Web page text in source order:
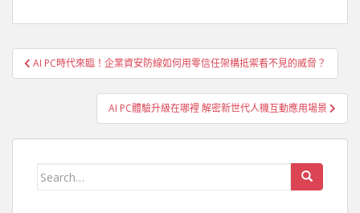
文
章
AI PC時代來臨！企業資安防線如何用零信任架構抵禦看不見的威脅？
AI PC體驗升級在哪裡 解密新世代人機互動應用場景
Search